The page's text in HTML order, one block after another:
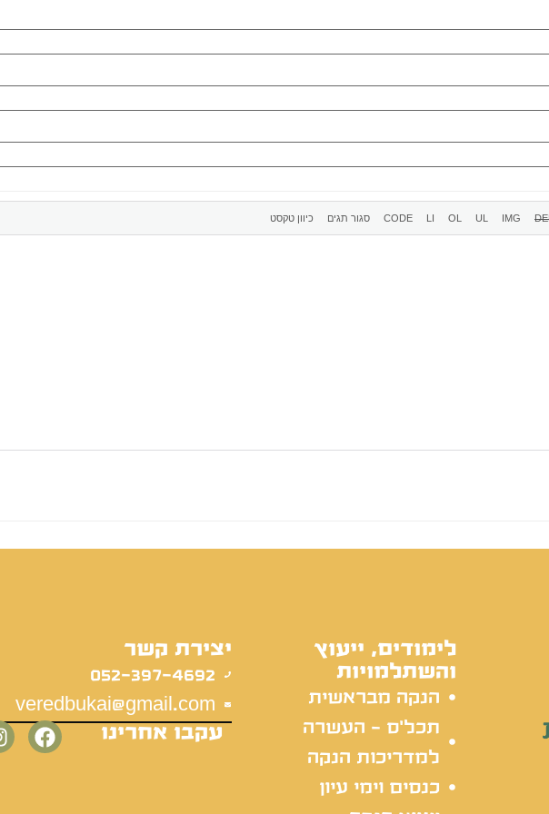
לימודים, ייעוץ
והשתלמויות
הנקה מבראשית
תכל'ס - העשרה
למדריכות הנקה
כנסים וימי עיון
יצירת קשר
052-397-4692
veredbukai@gmail.com
עקבו אחרינו